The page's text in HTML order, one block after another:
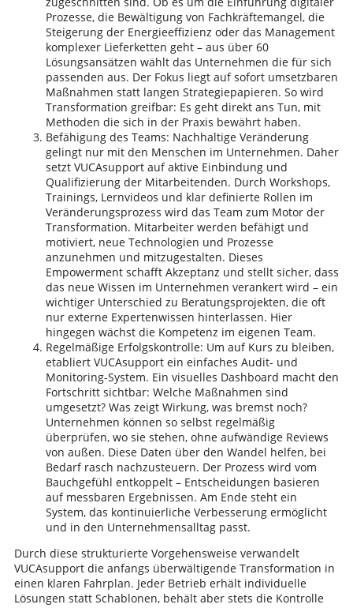
Prozesse, die Bewältigung von Fachkräftemangel, die
Steigerung der Energieeffizienz oder das Management
komplexer Lieferketten geht – aus über 60
Lösungsansätzen wählt das Unternehmen die für sich
passenden aus. Der Fokus liegt auf sofort umsetzbaren
Maßnahmen statt langen Strategiepapieren. So wird
Transformation greifbar: Es geht direkt ans Tun, mit
Methoden die sich in der Praxis bewährt haben.
Befähigung des Teams: Nachhaltige Veränderung
gelingt nur mit den Menschen im Unternehmen. Daher
setzt VUCAsupport auf aktive Einbindung und
Qualifizierung der Mitarbeitenden. Durch Workshops,
Trainings, Lernvideos und klar definierte Rollen im
Veränderungsprozess wird das Team zum Motor der
Transformation. Mitarbeiter werden befähigt und
motiviert, neue Technologien und Prozesse
anzunehmen und mitzugestalten. Dieses
Empowerment schafft Akzeptanz und stellt sicher, dass
das neue Wissen im Unternehmen verankert wird – ein
wichtiger Unterschied zu Beratungsprojekten, die oft
nur externe Expertenwissen hinterlassen. Hier
hingegen wächst die Kompetenz im eigenen Team.
Regelmäßige Erfolgskontrolle: Um auf Kurs zu bleiben,
etabliert VUCAsupport ein einfaches Audit- und
Monitoring-System. Ein visuelles Dashboard macht den
Fortschritt sichtbar: Welche Maßnahmen sind
umgesetzt? Was zeigt Wirkung, was bremst noch?
Unternehmen können so selbst regelmäßig
überprüfen, wo sie stehen, ohne aufwändige Reviews
von außen. Diese Daten über den Wandel helfen, bei
Bedarf rasch nachzusteuern. Der Prozess wird vom
Bauchgefühl entkoppelt – Entscheidungen basieren
auf messbaren Ergebnissen. Am Ende steht ein
System, das kontinuierliche Verbesserung ermöglicht
und in den Unternehmensalltag passt.
Durch diese strukturierte Vorgehensweise verwandelt
VUCAsupport die anfangs überwältigende Transformation in
einen klaren Fahrplan. Jeder Betrieb erhält individuelle
Lösungen statt Schablonen, behält aber stets die Kontrolle